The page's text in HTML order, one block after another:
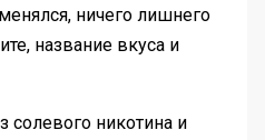
ничего лишнего
название вкуса и
солевого никотина и